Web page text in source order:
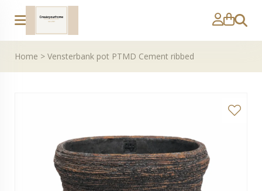
Zoeken
Home > Vensterbank pot PTMD Cement ribbed